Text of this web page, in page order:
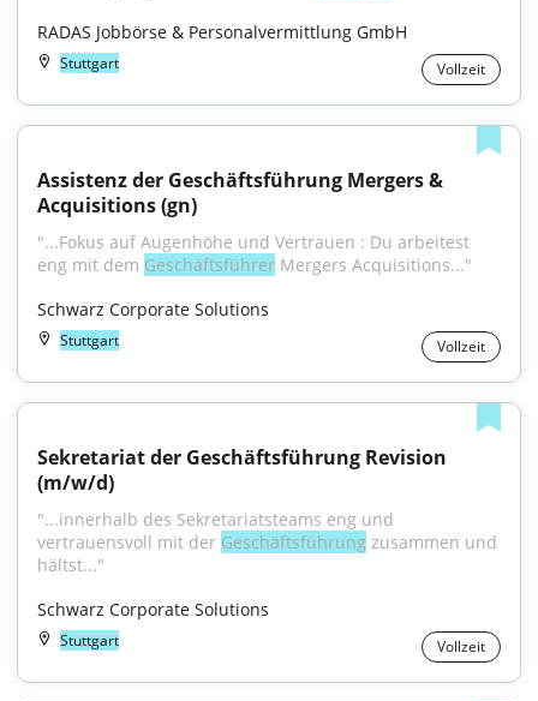
RADAS Jobbörse & Personalvermittlung GmbH
Stuttgart Vollzeit
Assistenz der Geschäftsführung Mergers &
Acquisitions (gn)
"...Fokus auf Augenhöhe und Vertrauen : Du arbeitest
eng mit dem Geschäftsführer Mergers Acquisitions..."
Schwarz Corporate Solutions
Stuttgart Vollzeit
Sekretariat der Geschäftsführung Revision
(m/w/d)
"...innerhalb des Sekretariatsteams eng und
vertrauensvoll mit der Geschäftsführung zusammen und
hältst..."
Schwarz Corporate Solutions
Stuttgart Vollzeit